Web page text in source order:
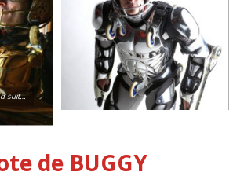
suit…
de BUGGY